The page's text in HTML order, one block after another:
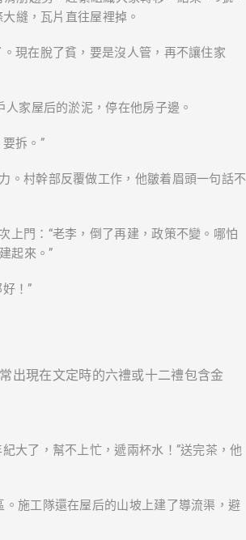
縫，瓦片直往屋裡掉。
現在脫了貧，要是沒人管，再不讓住家
家屋后的淤泥，停在他房子邊。
拆。”
。村幹部反覆做工作，他皺着眉頭一句話不
上門：“老李，倒了再建，政策不變。哪怕
起來。”
！”
出現在文定時的六禮或十二禮包含金
大了，幫不上忙，遞兩杯水！”送完茶，他
施工隊還在屋后的山坡上建了導流渠，避